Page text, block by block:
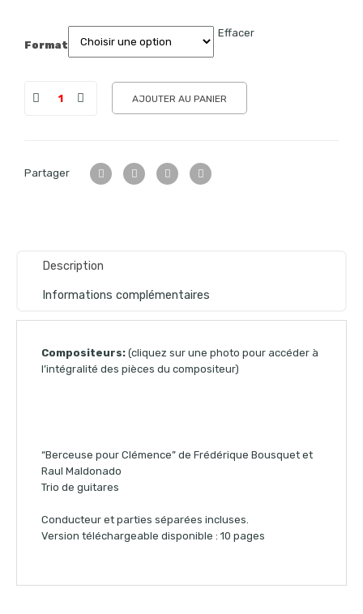
Format
Effacer
AJOUTER AU PANIER
Partager
Description
Informations complémentaires
Compositeurs: (cliquez sur une photo pour accéder à
l’intégralité des pièces du compositeur)
“Berceuse pour Clémence” de Frédérique Bousquet et
Raul Maldonado
Trio de guitares
Conducteur et parties séparées incluses.
Version téléchargeable disponible : 10 pages